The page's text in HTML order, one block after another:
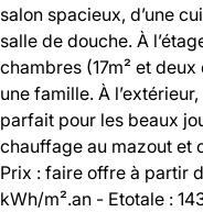
salon spacieux, d’une
salle de douche. À
chambres (17m² et
une famille. À
parfait pour les beaux
chauffage au mazout et
Prix : faire offre à partir
kWh/m².an - Etotale :